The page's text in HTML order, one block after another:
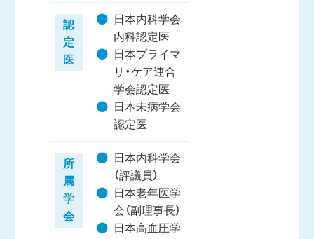
認
定
医
日本内科学会
内科認定医
日本プライマ
リ・ケア連合
学会認定医
日本未病学会
認定医
所
属
学
会
日本内科学会
（評議員）
日本老年医学
会（副理事長）
日本高血圧学